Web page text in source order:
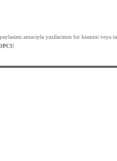
amaciyla yazilarimin bir kismini veya